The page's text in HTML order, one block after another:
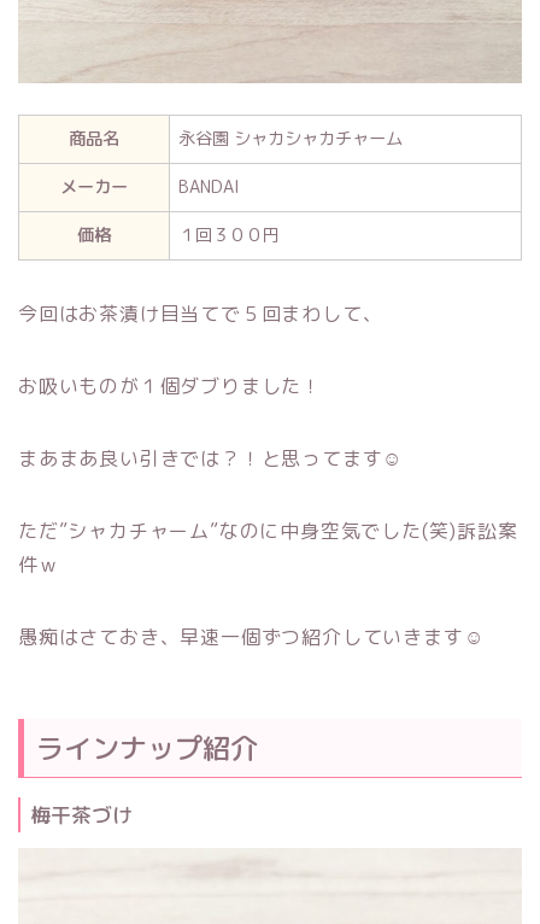
商品名
永谷園 シャカシャカチャーム
メーカー
BANDAI
価格
１回３００円
今回はお茶漬け目当てで５回まわして、
お吸いものが１個ダブりました！
まあまあ良い引きでは？！と思ってます☺
ただ”シャカチャーム”なのに中身空気でした(笑)訴訟案
件ｗ
愚痴はさておき、早速一個ずつ紹介していきます☺
ラインナップ紹介
梅干茶づけ